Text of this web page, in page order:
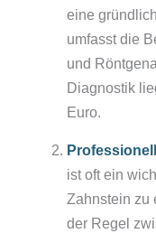
eine
umfasst die
und
Diagnostik
Euro.
ist oft ein
Zahnstein zu
der Regel